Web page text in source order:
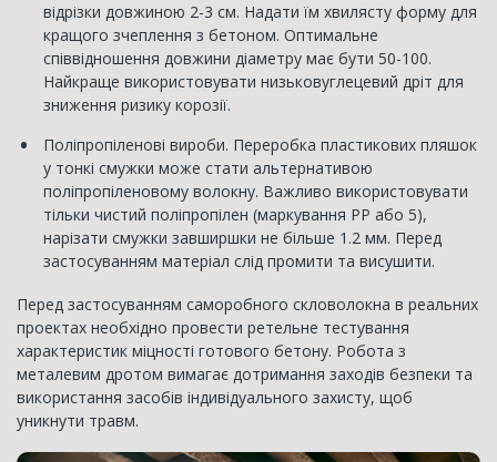
відрізки довжиною 2-3 см. Надати їм хвилясту форму для
кращого зчеплення з бетоном. Оптимальне
співвідношення довжини діаметру має бути 50-100.
Найкраще використовувати низьковуглецевий дріт для
зниження ризику корозії.
Поліпропіленові вироби. Переробка пластикових пляшок
у тонкі смужки може стати альтернативою
поліпропіленовому волокну. Важливо використовувати
тільки чистий поліпропілен (маркування PP або 5),
нарізати смужки завширшки не більше 1.2 мм. Перед
застосуванням матеріал слід промити та висушити.
Перед застосуванням саморобного скловолокна в реальних
проектах необхідно провести ретельне тестування
характеристик міцності готового бетону. Робота з
металевим дротом вимагає дотримання заходів безпеки та
використання засобів індивідуального захисту, щоб
уникнути травм.